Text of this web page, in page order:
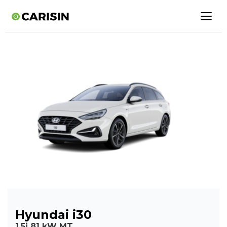
Hyundai i30